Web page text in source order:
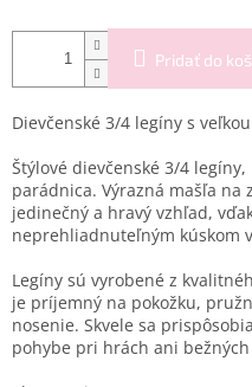
Pridať do
Dievčenské 3/4 legíny s
Štýlové dievčenské 3/4
parádnica. Výrazná mašľa
jedinečný a hravý vzhľad,
neprehliadnuteľným kúskom
Legíny sú vyrobené z
je príjemný na pokožku,
nosenie. Skvele sa
pohybe pri hrách ani